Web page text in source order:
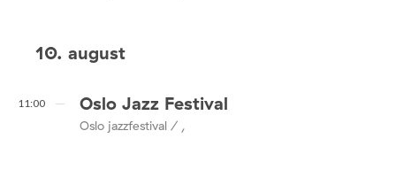
10. august
11:00 Oslo Jazz Festival
Oslo jazzfestival / ,